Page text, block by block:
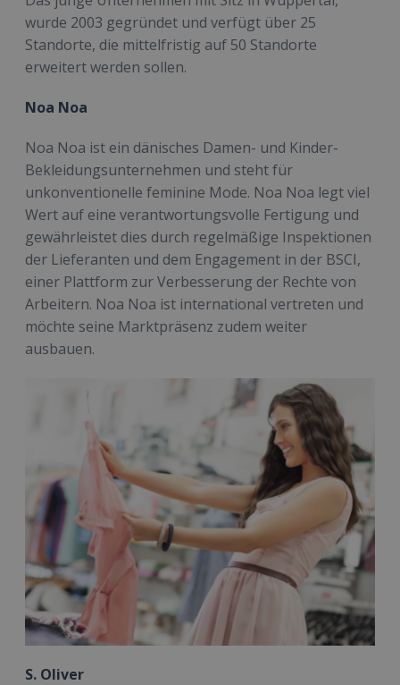
wurde 2003 gegründet und verfügt über 25
Standorte, die mittelfristig auf 50 Standorte
erweitert werden sollen.
Noa Noa
Noa Noa ist ein dänisches Damen- und Kinder-
Bekleidungsunternehmen und steht für
unkonventionelle feminine Mode. Noa Noa legt viel
Wert auf eine verantwortungsvolle Fertigung und
gewährleistet dies durch regelmäßige Inspektionen
der Lieferanten und dem Engagement in der BSCI,
einer Plattform zur Verbesserung der Rechte von
Arbeitern. Noa Noa ist international vertreten und
möchte seine Marktpräsenz zudem weiter
ausbauen.
S. Oliver